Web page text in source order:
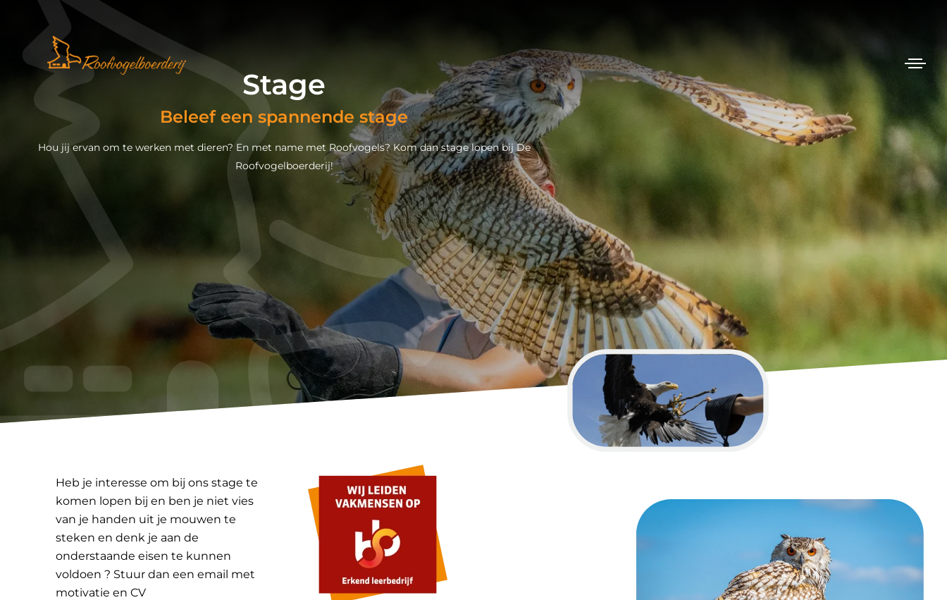
Stage
Beleef een spannende stage
Hou jij ervan om te werken met dieren? En met name met Roofvogels? Kom dan stage lopen bij De
Roofvogelboerderij!
Heb je interesse om bij ons stage te
komen lopen bij en ben je niet vies
van je handen uit je mouwen te
steken en denk je aan de
onderstaande eisen te kunnen
voldoen ? Stuur dan een email met
motivatie en CV